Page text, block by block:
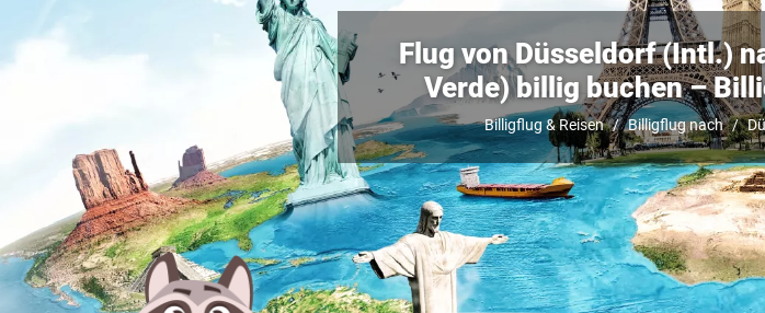
Flug von Düsseldorf (Intl.)
Verde) billig buchen –
Billigflug & Reisen Billigflug nach